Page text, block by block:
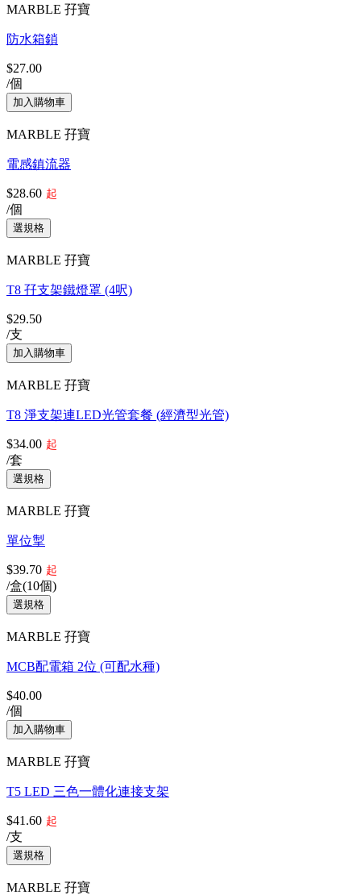
MARBLE 孖寶
防水箱鎖
$27.00
/個
MARBLE 孖寶
電感鎮流器
$28.60 起
/個
MARBLE 孖寶
T8 孖支架鐵燈罩 (4呎)
$29.50
/支
MARBLE 孖寶
T8 淨支架連LED光管套餐 (經濟型光管)
$34.00 起
/套
MARBLE 孖寶
單位掣
$39.70 起
/盒(10個)
MARBLE 孖寶
MCB配電箱 2位 (可配水種)
$40.00
/個
MARBLE 孖寶
T5 LED 三色一體化連接支架
$41.60 起
/支
MARBLE 孖寶